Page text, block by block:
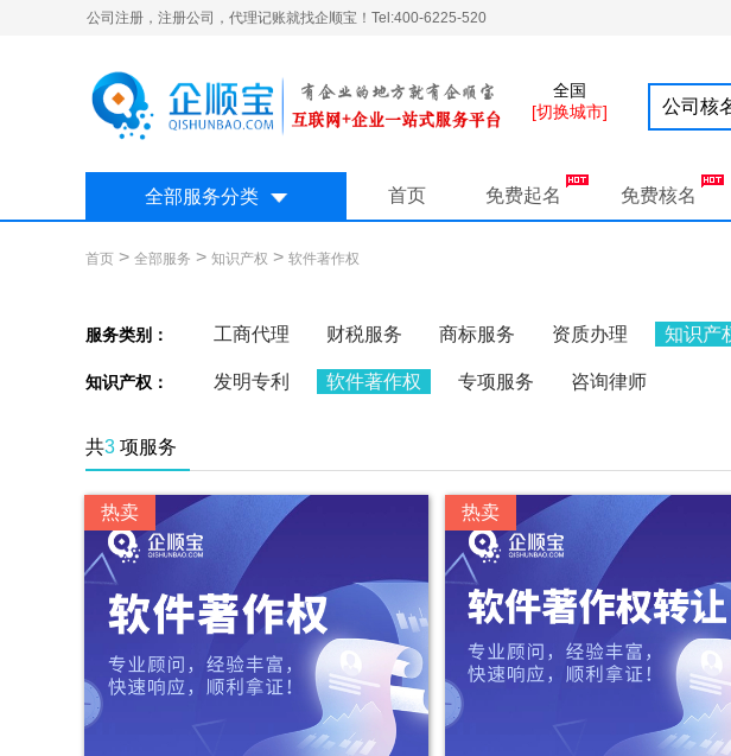
公司注册，注册公司，代理记账就找企顺宝！Tel:400-6225-520
全国
[切换城市]
公司核
全部服务分类 首页 免费起名 免费核名
首页 > 全部服务 > 知识产权 > 软件著作权
服务类别： 工商代理 财税服务 商标服务 资质办理 知识产
知识产权： 发明专利 软件著作权 专项服务 咨询律师
共3 项服务
热卖 热卖